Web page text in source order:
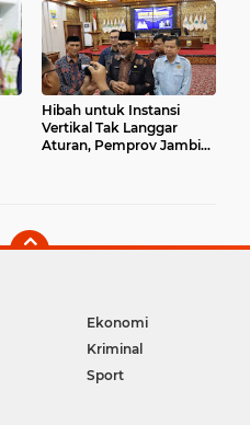
Hibah untuk Instansi
Vertikal Tak Langgar
Aturan, Pemprov Jambi
Ekonomi
Kriminal
Sport